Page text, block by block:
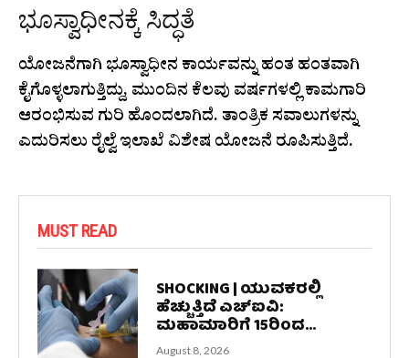
ಭೂಸ್ವಾಧೀನಕ್ಕೆ ಸಿದ್ಧತೆ
ಯೋಜನೆಗಾಗಿ ಭೂಸ್ವಾಧೀನ ಕಾರ್ಯವನ್ನು ಹಂತ ಹಂತವಾಗಿ
ಕೈಗೊಳ್ಳಲಾಗುತ್ತಿದ್ದು, ಮುಂದಿನ ಕೆಲವು ವರ್ಷಗಳಲ್ಲಿ ಕಾಮಗಾರಿ
ಆರಂಭಿಸುವ ಗುರಿ ಹೊಂದಲಾಗಿದೆ. ತಾಂತ್ರಿಕ ಸವಾಲುಗಳನ್ನು
ಎದುರಿಸಲು ರೈಲ್ವೆ ಇಲಾಖೆ ವಿಶೇಷ ಯೋಜನೆ ರೂಪಿಸುತ್ತಿದೆ.
MUST READ
SHOCKING | ಯುವಕರಲ್ಲಿ
ಹೆಚ್ಚುತ್ತಿದೆ ಎಚ್‌ಐವಿ:
ಮಹಾಮಾರಿಗೆ 15ರಿಂದ...
August 8, 2026